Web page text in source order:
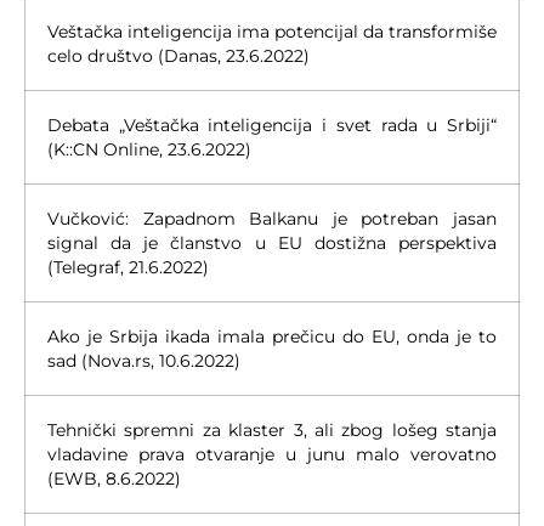
Veštačka inteligencija ima potencijal da transformiše
celo društvo (Danas, 23.6.2022)
Debata „Veštačka inteligencija i svet rada u Srbiji“
(K::CN Online, 23.6.2022)
Vučković: Zapadnom Balkanu je potreban jasan
signal da je članstvo u EU dostižna perspektiva
(Telegraf, 21.6.2022)
Ako je Srbija ikada imala prečicu do EU, onda je to
sad (Nova.rs, 10.6.2022)
Tehnički spremni za klaster 3, ali zbog lošeg stanja
vladavine prava otvaranje u junu malo verovatno
(EWB, 8.6.2022)